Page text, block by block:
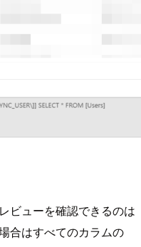
ビューを確認できるのは
合はすべてのカラムの